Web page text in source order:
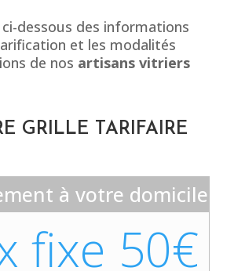
ci-dessous des informations
et les modalités
de nos artisans vitriers
GRILLE TARIFAIRE
à votre domicile
fixe 50€